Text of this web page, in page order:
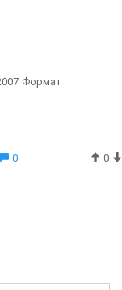
Формат
0 0